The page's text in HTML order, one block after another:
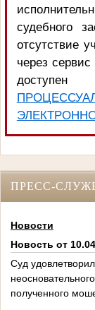
судебного
отсутствие
через
ПРЕСС-
Новости
Новость от
Суд
полученного